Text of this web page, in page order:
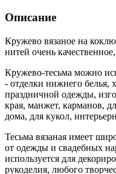
Описание
Кружево вязаное на
нитей очень
Кружево-тесьма можно
- отделки нижнего белья,
праздничной одежды,
края, манжет, карманов,
дома, для кукол,
Тесьма вязаная имеет
от одежды и свадебных
используется для
рукоделия, любого